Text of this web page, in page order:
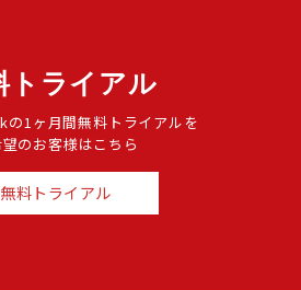
トライアル
1ヶ月間無料トライアルを
望のお客様はこちら
無料トライアル